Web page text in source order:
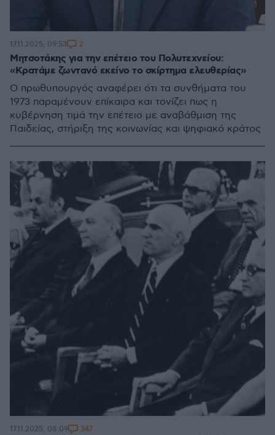
Μητσοτάκης για την επέτειο του Πολυτεχνείου:
«Κρατάμε ζωντανό εκείνο το σκίρτημα ελευθερίας»
Ο πρωθυπουργός αναφέρει ότι τα συνθήματα του
1973 παραμένουν επίκαιρα και τονίζει πως η
κυβέρνηση τιμά την επέτειο με αναβάθμιση της
Παιδείας, στήριξη της κοινωνίας και ψηφιακό κράτος
17.11.2025, 09:53 2
17.11.2025, 08:09 347